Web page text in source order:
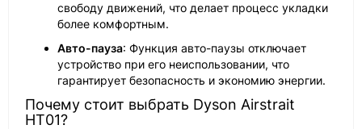
свободу движений, что делает процесс укладки
более комфортным.
Авто-пауза: Функция авто-паузы отключает
устройство при его неиспользовании, что
гарантирует безопасность и экономию энергии.
Почему стоит выбрать Dyson Airstrait
HT01?